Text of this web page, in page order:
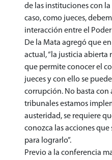
de las instituciones con
caso, como jueces,
interacción entre el
De la Mata agregó que
actual, “la justicia abierta
que permite conocer el
jueces y con ello se
corrupción. No basta con
tribunales estamos
austeridad, se requiere
conozca las acciones
para lograrlo”.
Previo a la conferencia